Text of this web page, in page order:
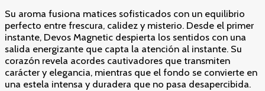
Su aroma fusiona matices sofisticados con un equilibrio
perfecto entre frescura, calidez y misterio. Desde el primer
instante, Devos Magnetic despierta los sentidos con una
salida energizante que capta la atención al instante. Su
corazón revela acordes cautivadores que transmiten
carácter y elegancia, mientras que el fondo se convierte en
una estela intensa y duradera que no pasa desapercibida.